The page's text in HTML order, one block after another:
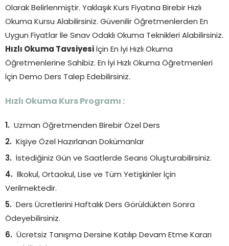
Olarak Belirlenmiştir. Yaklaşık Kurs Fiyatına Birebir Hızlı
Okuma Kursu Alabilirsiniz. Güvenilir Öğretmenlerden En
Uygun Fiyatlar İle Sınav Odaklı Okuma Teknikleri Alabilirsiniz.
Hızlı Okuma Tavsiyesi
İçin En İyi Hızlı Okuma
Öğretmenlerine Sahibiz. En İyi Hızlı Okuma Öğretmenleri
İçin Demo Ders Talep Edebilirsiniz.
Hızlı Okuma Kurs Programı :
Uzman Öğretmenden Birebir Özel Ders
Kişiye Özel Hazırlanan Dokümanlar
İstediğiniz Gün ve Saatlerde Seans Oluşturabilirsiniz.
İlkokul, Ortaokul, Lise ve Tüm Yetişkinler İçin
Verilmektedir.
Ders Ücretlerini Haftalık Ders Görüldükten Sonra
Ödeyebilirsiniz.
Ücretsiz Tanışma Dersine Katılıp Devam Etme Kararı